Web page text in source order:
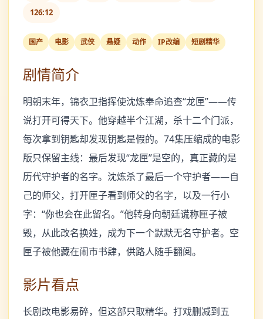
126:12
国产 电影 武侠 悬疑 动作 IP改编 短剧精华
剧情简介
明朝末年，锦衣卫指挥使沈炼奉命追查“龙匣”——传
说打开可得天下。他穿越半个江湖，杀十二个门派，
每次拿到钥匙却发现钥匙是假的。74集压缩成的电影
版只保留主线：最后发现“龙匣”是空的，真正藏的是
历代守护者的名字。沈炼杀了最后一个守护者——自
己的师父，打开匣子看到师父的名字，以及一行小
字：“你也会在此留名。”他转身向朝廷谎称匣子被
毁，从此改名换姓，成为下一个默默无名守护者。空
匣子被他藏在闹市书肆，供路人随手翻阅。
影片看点
长剧改电影易碎，但这部只取精华。打戏删减到五